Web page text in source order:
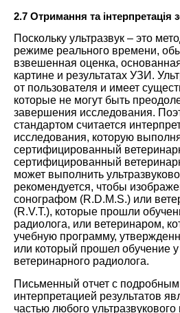
2.7 Отримання та інтерпретація
Поскольку ультразвук – это
режиме реального времени,
взвешенная оценка,
картине и результатах УЗИ.
от пользователя и имеет
которые не могут быть
завершения исследования.
стандартом считается
исследования, которую
сертифицированный
сертифицированный
может выполнить
рекомендуется, чтобы
сонографом (R.D.M.S.) или
(R.V.T.), которые прошли
радиолога, или ветеринаром,
учебную программу,
или который прошел обучение
ветеринарного радиолога.
Письменный отчет с
интерпретацией результатов
частью любого